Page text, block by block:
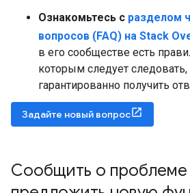
Ознакомьтесь с разделом
вопросов (FAQ) на Stack
в его сообществе есть
которым следует
гарантированно получить
Задайте новый вопрос
Сообщить о проблеме